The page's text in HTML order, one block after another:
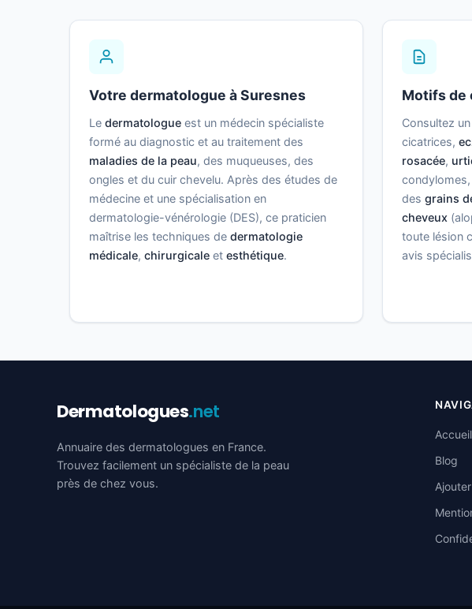
Votre dermatologue à Suresnes
Le dermatologue est un médecin spécialiste
formé au diagnostic et au traitement des
maladies de la peau, des muqueuses, des
ongles et du cuir chevelu. Après des études de
médecine et une spécialisation en
dermatologie-vénérologie (DES), ce praticien
maîtrise les techniques de dermatologie
médicale, chirurgicale et esthétique.
Motifs de
Consultez
cicatrices,
rosacée,
condylomes,
desgrains
cheveux
toute lésion
avis
Dermatologues.net
Annuaire des dermatologues en France.
Trouvez facilement un spécialiste de la peau
près de chez vous.
Accueil
Blog